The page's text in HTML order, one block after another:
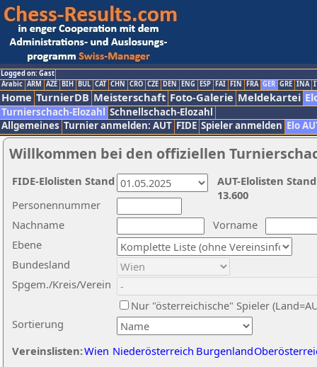
Logged on: Gast
Arabic ARM AZE BIH BUL CAT CHN CRO CZE DEN ENG ESP FAI FIN FRA GER GRE INA
Home TurnierDB Meisterschaft Foto-Galerie Meldekartei
Turnierschach-Elozahl Schnellschach-Elozahl
Allgemeines Turnier anmelden: AUT FIDE Spieler anmelden Elo
Willkommen bei den offiziellen
Nachname
Vorname
Ebene
Sortierung
Personennummer
Bundesland
Spgem./Kreis/Verein
Nur "österreichische" Spieler
Vereinslisten:Wien Niederösterreich Burgenland
AUT-Elolisten
13.600
FIDE-Elolisten Stand